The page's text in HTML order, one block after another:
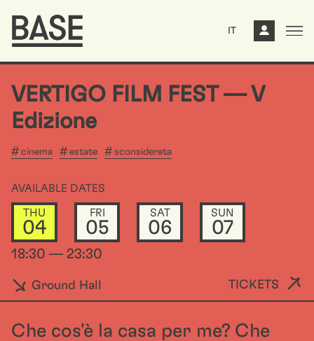
IT
VERTIGO FILM FEST –– V
Edizione
cinema estate sconsiderata
AVAILABLE DATES
THU
04
FRI
05
SAT
06
SUN
07
18:30 — 23:30
Ground Hall TICKETS
Che cos'è la casa per me? Che